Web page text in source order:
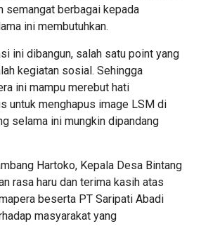
semangat berbagai kepada
ini membutuhkan.
ini dibangun, salah satu point yang
kegiatan sosial. Sehingga
ini mampu merebut hati
untuk menghapus image LSM di
selama ini mungkin dipandang
Hartoko, Kepala Desa Bintang
rasa haru dan terima kasih atas
beserta PT Saripati Abadi
masyarakat yang